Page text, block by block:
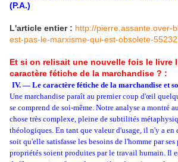
(P.A.)
L'article entier : http://pierre.assante.over-
est-pas-le-marxisme-qui-est-obsolete-
Et si on relisait une nouvelle fois le livre
caractère fétiche de la marchandise ? :
IV. — Le caractère fétiche de la marchandise et
Une marchandise paraît au premier coup d'œil
se comprend de soi-même. Notre analyse a montré
chose très complexe, pleine de subtilités
théologiques. En tant que valeur d'usage, il n'y a en
soit qu'elle satisfasse les besoins de l'homme par
propriétés soient produites par le travail humain. Il